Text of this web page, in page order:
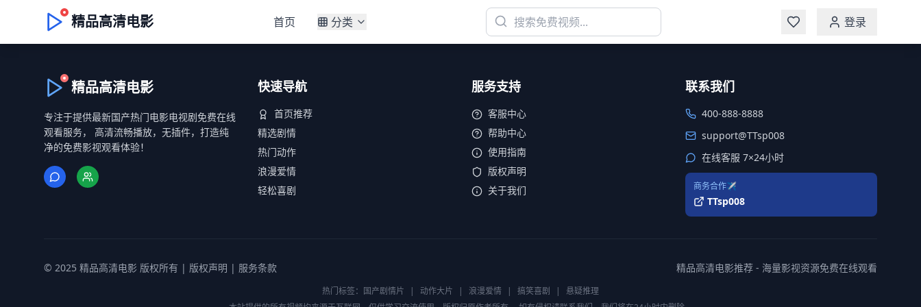
精品高清电影 首页 分类 登录
精品高清电影
专注于提供最新国产热门电影电视剧免费在线
观看服务， 高清流畅播放，无插件，打造纯
净的免费影视观看体验！
快速导航
首页推荐
精选剧情
热门动作
浪漫爱情
轻松喜剧
服务支持
客服中心
帮助中心
使用指南
版权声明
关于我们
联系我们
400-888-8888
support@TTsp008
在线客服 7×24小时
商务合作✈️
TTsp008
© 2025 精品高清电影 版权所有 | 版权声明 | 服务条款 精品高清电影推荐 - 海量影视资源免费在线观看
热门标签： 国产剧情片 | 动作大片 | 浪漫爱情 | 搞笑喜剧 |
悬疑推理